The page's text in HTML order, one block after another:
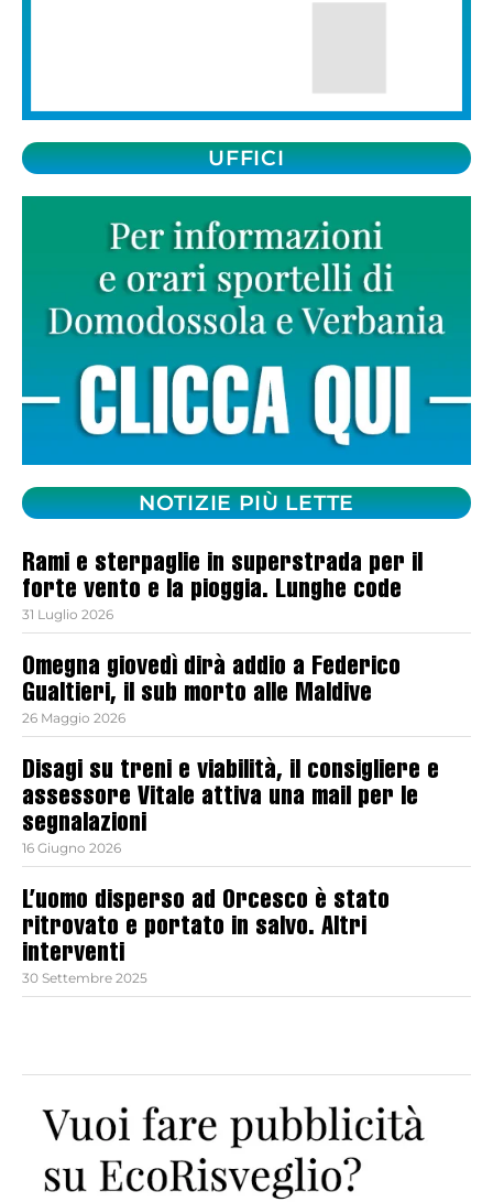
UFFICI
NOTIZIE PIÙ LETTE
Rami e sterpaglie in superstrada per il
forte vento e la pioggia. Lunghe code
31 Luglio 2026
Omegna giovedì dirà addio a Federico
Gualtieri, il sub morto alle Maldive
26 Maggio 2026
Disagi su treni e viabilità, il consigliere e
assessore Vitale attiva una mail per le
segnalazioni
16 Giugno 2026
L’uomo disperso ad Orcesco è stato
ritrovato e portato in salvo. Altri
interventi
30 Settembre 2025